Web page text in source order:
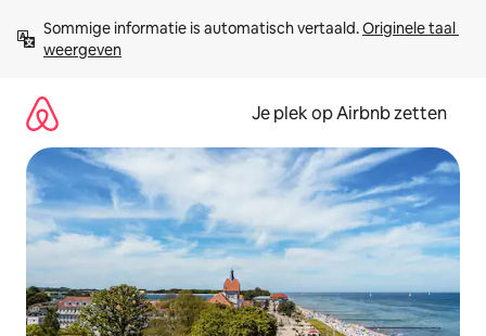
direct
naar
Sommige informatie is automatisch vertaald. Originele taal
weergeven
Je plek op Airbnb zetten